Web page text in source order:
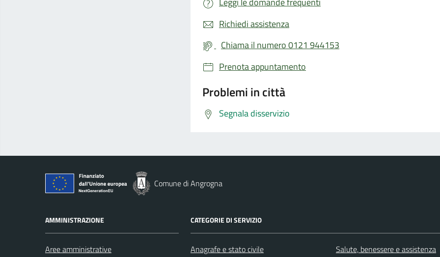
Richiedi assistenza
Chiama il numero 0121 944153
Prenota appuntamento
Problemi in città
Segnala disservizio
Comune di Angrogna
AMMINISTRAZIONE
Aree amministrative
CATEGORIE DI SERVIZIO
Anagrafe e stato civile
Salute, benessere e assistenza